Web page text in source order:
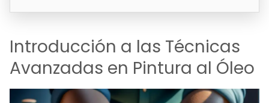
Introducción a las Técnicas
Avanzadas en Pintura al Óleo